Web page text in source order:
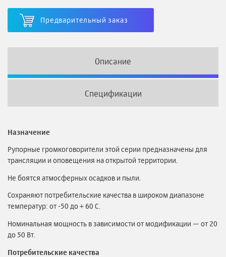
Предварительный заказ
Описание
Спецификации
Назначение
Рупорные громкоговорители этой серии предназначены для
трансляции и оповещения на открытой территории.
Не боятся атмосферных осадков и пыли.
Сохраняют потребительские качества в широком диапазоне
температур: от -50 до + 60 С.
Номинальная мощность в зависимости от модификации — от 20
до 50 Вт.
Потребительские качества